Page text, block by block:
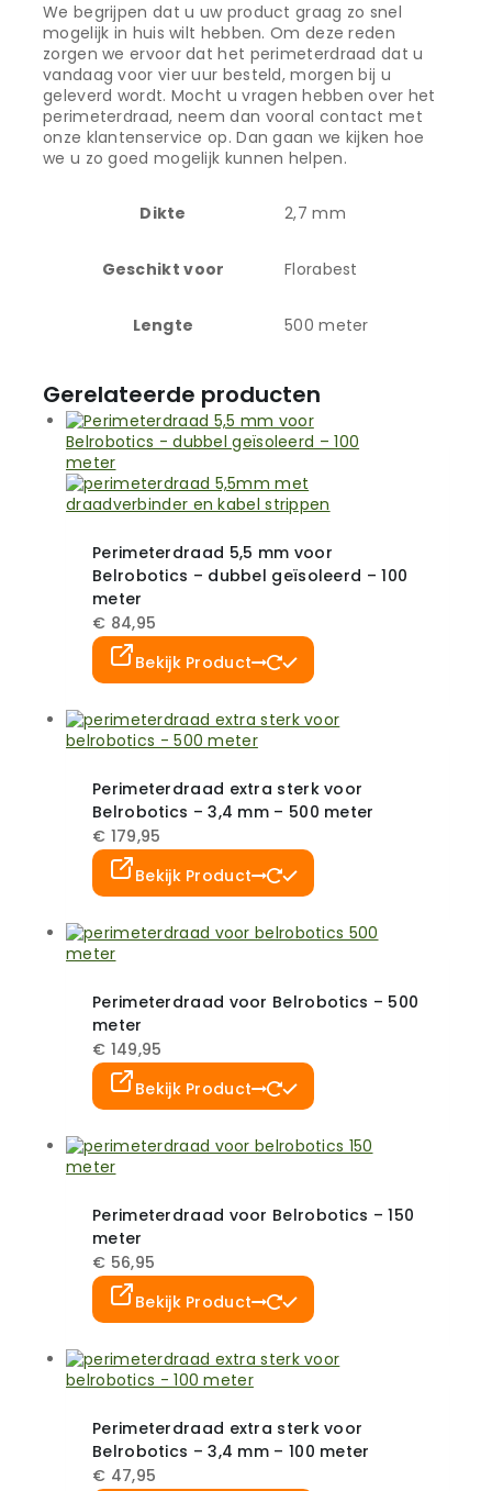
We begrijpen dat u uw product graag zo snel
mogelijk in huis wilt hebben. Om deze reden
zorgen we ervoor dat het perimeterdraad dat u
vandaag voor vier uur besteld, morgen bij u
geleverd wordt. Mocht u vragen hebben over het
perimeterdraad, neem dan vooral contact met
onze klantenservice op. Dan gaan we kijken hoe
we u zo goed mogelijk kunnen helpen.
Dikte 2,7 mm
Geschikt voor Florabest
Lengte 500 meter
Gerelateerde producten
Perimeterdraad 5,5 mm voor
Belrobotics – dubbel geïsoleerd – 100
meter
€ 84,95
Bekijk Product
Dit
variaties.
kan
gekozen
op
productpagina
Perimeterdraad extra sterk voor
Belrobotics – 3,4 mm – 500 meter
€ 179,95
Bekijk Product
Dit
meerdere
variaties.
kan
op
productpagina
Perimeterdraad voor Belrobotics – 500
meter
€ 149,95
Bekijk Product
Dit
meerdere
variaties.
kan
op
productpagina
Perimeterdraad voor Belrobotics – 150
meter
€ 56,95
Bekijk Product
Dit
variaties.
kan
gekozen
Perimeterdraad extra sterk voor
Belrobotics – 3,4 mm – 100 meter
€ 47,95